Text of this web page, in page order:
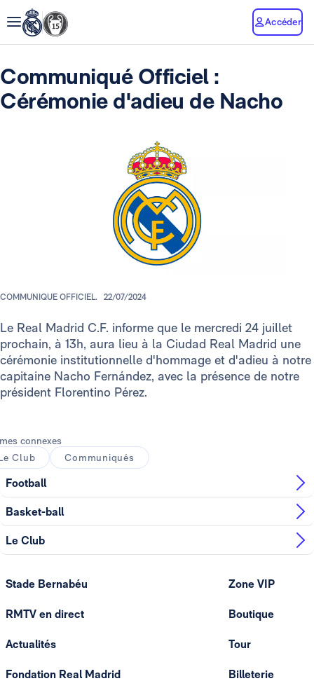
Accéder
Communiqué Officiel :
Cérémonie d'adieu de Nacho
COMMUNIQUE OFFICIEL. 22/07/2024
Le Real Madrid C.F. informe que le mercredi 24 juillet
prochain, à 13h, aura lieu à la Ciudad Real Madrid une
cérémonie institutionnelle d'hommage et d'adieu à notre
capitaine Nacho Fernández, avec la présence de notre
président Florentino Pérez.
connexes
Club
Communiqués
Football
Basket-ball
Le Club
Stade Bernabéu
RMTV en direct
Actualités
Fondation Real Madrid
Zone VIP
Boutique
Tour
Billeterie